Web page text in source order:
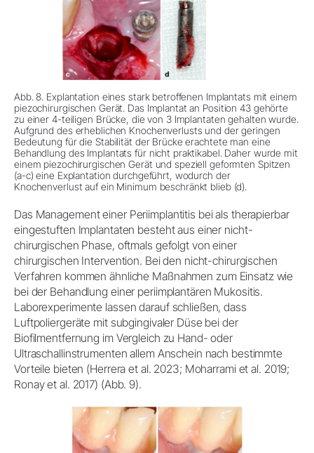
Abb. 8. Explantation eines stark betroffenen Implantats mit einem
piezochirurgischen Gerät. Das Implantat an Position 43 gehörte
zu einer 4-teiligen Brücke, die von 3 Implantaten gehalten wurde.
Aufgrund des erheblichen Knochenverlusts und der geringen
Bedeutung für die Stabilität der Brücke erachtete man eine
Behandlung des Implantats für nicht praktikabel. Daher wurde mit
einem piezochirurgischen Gerät und speziell geformten Spitzen
(a-c) eine Explantation durchgeführt, wodurch der
Knochenverlust auf ein Minimum beschränkt blieb (d).
Das Management einer Periimplantitis bei als therapierbar
eingestuften Implantaten besteht aus einer nicht-
chirurgischen Phase, oftmals gefolgt von einer
chirurgischen Intervention. Bei den nicht-chirurgischen
Verfahren kommen ähnliche Maßnahmen zum Einsatz wie
bei der Behandlung einer periimplantären Mukositis.
Laborexperimente lassen darauf schließen, dass
Luftpoliergeräte mit subgingivaler Düse bei der
Biofilmentfernung im Vergleich zu Hand- oder
Ultraschallinstrumenten allem Anschein nach bestimmte
Vorteile bieten (Herrera et al. 2023; Moharrami et al. 2019;
Ronay et al. 2017) (Abb. 9).